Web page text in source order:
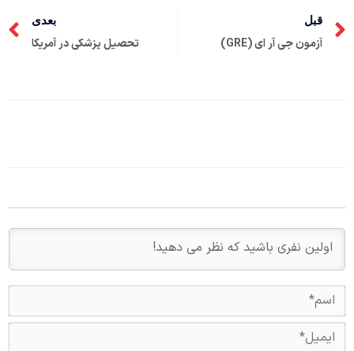
قبل
آزمون جی آر ای (GRE)
بعدی
تحصیل پزشکی در آمریکا